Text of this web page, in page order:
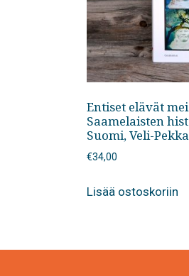
Entiset elävät
Saamelaisten
Suomi, Veli-
€34,00
Lisää ostoskoriin